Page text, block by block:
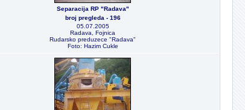
Separacija RP "Radava"
broj pregleda - 196
05.07.2005
Radava, Fojnica
Rudarsko preduzece "Radava"
Foto: Hazim Cukle